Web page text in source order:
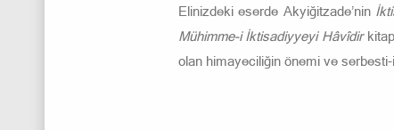
Elinizdeki eserde Akyiğitzade’nin
Mühimme-i İktisadiyyeyi Hâvîdir
olan himayeciliğin önemi ve serbesti-i